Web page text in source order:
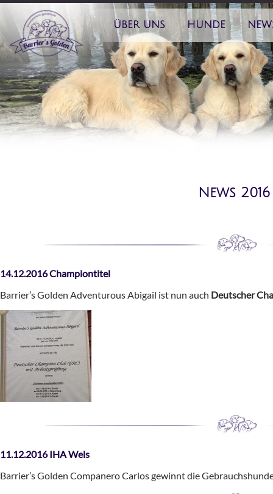
ÜBER UNS HUNDE
News 2016
14.12.2016 Championtitel
Barrier’s Golden Adventurous Abigail ist nun auch Deutscher
11.12.2016 IHA Wels
Barrier’s Golden Companero Carlos gewinnt die